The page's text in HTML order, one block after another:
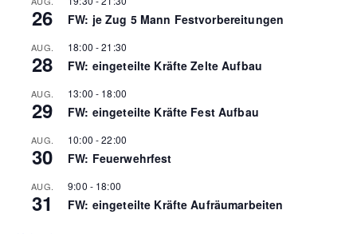
26 FW: je Zug 5 Mann Festvorbereitungen
AUG.
28
18:00 -21:30
FW: eingeteilte Kräfte Zelte Aufbau
AUG.
29
13:00 - 18:00
FW: eingeteilte Kräfte Fest Aufbau
AUG.
30
10:00 -22:00
FW: Feuerwehrfest
AUG.
31
9:00 - 18:00
FW: eingeteilte Kräfte Aufräumarbeiten